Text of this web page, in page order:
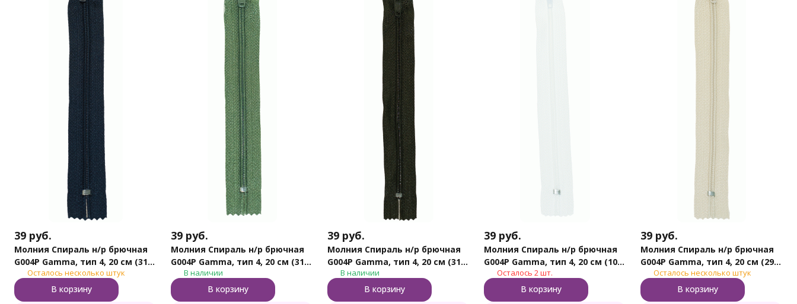
39 руб.
Молния Спираль н/р брючная
G004P Gamma, тип 4, 20 см (318
- Т.синий)
Осталось несколько штук
В корзину
39 руб.
Молния Спираль н/р брючная
G004P Gamma, тип 4, 20 см (315
- Олива)
В наличии
В корзину
39 руб.
Молния Спираль н/р брючная
G004P Gamma, тип 4, 20 см (316
- Хаки)
В наличии
В корзину
39 руб.
Молния Спираль н/р брючная
G004P Gamma, тип 4, 20 см (101
- Белый)
Осталось 2 шт.
В корзину
39 руб.
Молния Спираль н/р брючная
G004P Gamma, тип 4, 20 см (297
- Слон.кость)
Осталось несколько штук
В корзину